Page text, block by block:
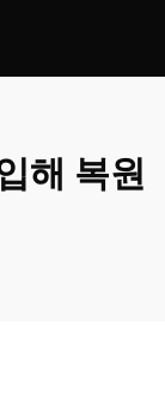
해 복원